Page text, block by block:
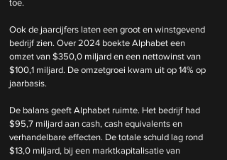
toe.
Ook de jaarcijfers laten een groot en winstgevend
bedrijf zien. Over 2024 boekte Alphabet een
omzet van $350,0 miljard en een nettowinst van
$100,1 miljard. De omzetgroei kwam uit op 14% op
jaarbasis.
De balans geeft Alphabet ruimte. Het bedrijf had
$95,7 miljard aan cash, cash equivalents en
verhandelbare effecten. De totale schuld lag rond
$13,0 miljard, bij een marktkapitalisatie van